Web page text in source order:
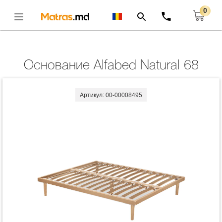
0
Основание Alfabed Natural 68
Артикул: 00-00008495